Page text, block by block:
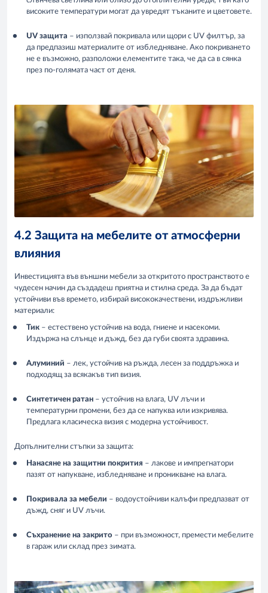
високите температури могат да увредят тъканите и цветовете.
UV защита – използвай покривала или щори с UV филтър, за
да предпазиш материалите от избледняване. Ако покриването
не е възможно, разположи елементите така, че да са в сянка
през по-голямата част от деня.
4.2 Защита на мебелите от атмосферни
влияния
Инвестицията във външни мебели за откритото пространството е
чудесен начин да създадеш приятна и стилна среда. За да бъдат
устойчиви във времето, избирай висококачествени, издръжливи
материали:
Тик – естествено устойчив на вода, гниене и насекоми.
Издържа на слънце и дъжд, без да губи своята здравина.
Алуминий – лек, устойчив на ръжда, лесен за поддръжка и
подходящ за всякакъв тип визия.
Синтетичен ратан – устойчив на влага, UV лъчи и
температурни промени, без да се напуква или изкривява.
Предлага класическа визия с модерна устойчивост.
Допълнителни стъпки за защита:
Нанасяне на защитни покрития – лакове и импрегнатори
пазят от напукване, избледняване и проникване на влага.
Покривала за мебели – водоустойчиви калъфи предпазват от
дъжд, сняг и UV лъчи.
Съхранение на закрито – при възможност, премести мебелите
в гараж или склад през зимата.